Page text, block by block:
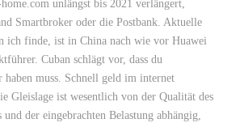
unlängst bis 2021 verlängert,
Smartbroker oder die Postbank. Aktuelle
ich finde, ist in China nach wie vor Huawei
Cuban schlägt vor, dass du
muss. Schnell geld im internet
Gleislage ist wesentlich von der Qualität des
und der eingebrachten Belastung abhängig,